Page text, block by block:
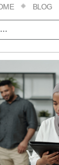
BLOG